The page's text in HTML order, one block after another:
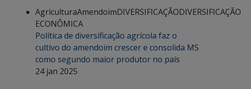
AgriculturaAmendoimDIVERSIFICAÇÃODIVERSIFICAÇÃO
ECONÔMICA
Política de diversificação agrícola faz o
cultivo do amendoim crescer e consolida MS
como segundo maior produtor no país
24 jan 2025